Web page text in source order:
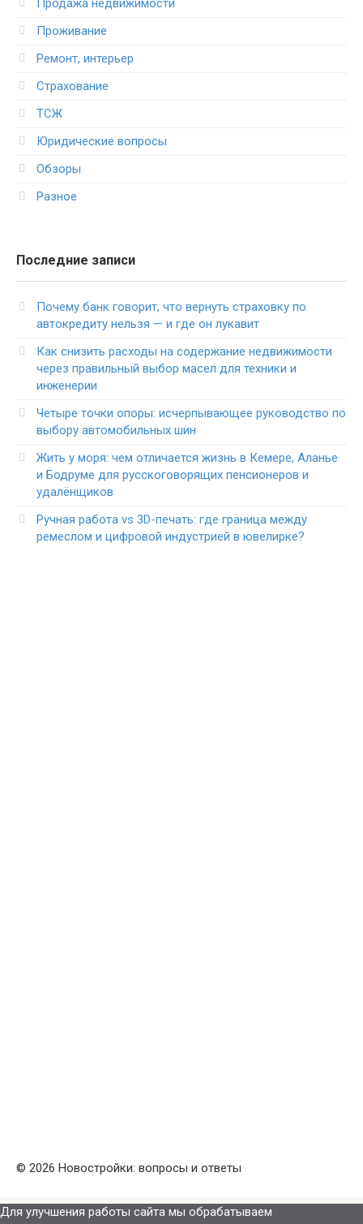
Продажа недвижимости
Проживание
Ремонт, интерьер
Страхование
ТСЖ
Юридические вопросы
Обзоры
Разное
Последние записи
Почему банк говорит, что вернуть страховку по
автокредиту нельзя — и где он лукавит
Как снизить расходы на содержание недвижимости
через правильный выбор масел для техники и
инженерии
Четыре точки опоры: исчерпывающее руководство по
выбору автомобильных шин
Жить у моря: чем отличается жизнь в Кемере, Аланье
и Бодруме для русскоговорящих пенсионеров и
удалёнщиков
Ручная работа vs 3D-печать: где граница между
ремеслом и цифровой индустрией в ювелирке?
© 2026 Новостройки: вопросы и ответы
Для улучшения работы сайта мы обрабатываем